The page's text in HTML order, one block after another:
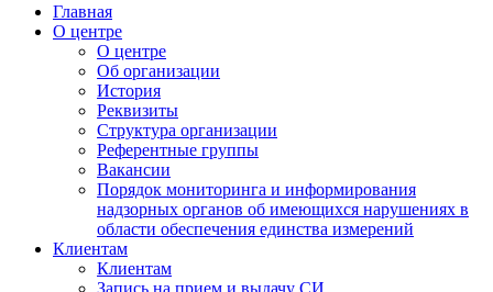
Главная
О центре
О центре
Об организации
История
Реквизиты
Структура организации
Референтные группы
Вакансии
Порядок мониторинга и информирования
надзорных органов об имеющихся нарушениях в
области обеспечения единства измерений
Клиентам
Клиентам
Запись на прием и выдачу СИ